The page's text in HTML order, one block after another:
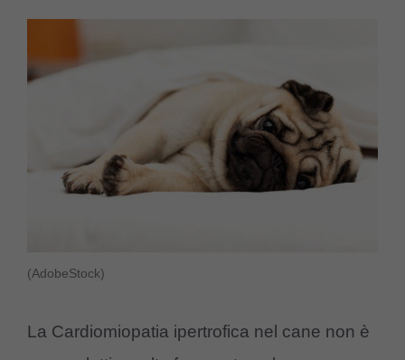
(AdobeStock)
La Cardiomiopatia ipertrofica nel cane non è